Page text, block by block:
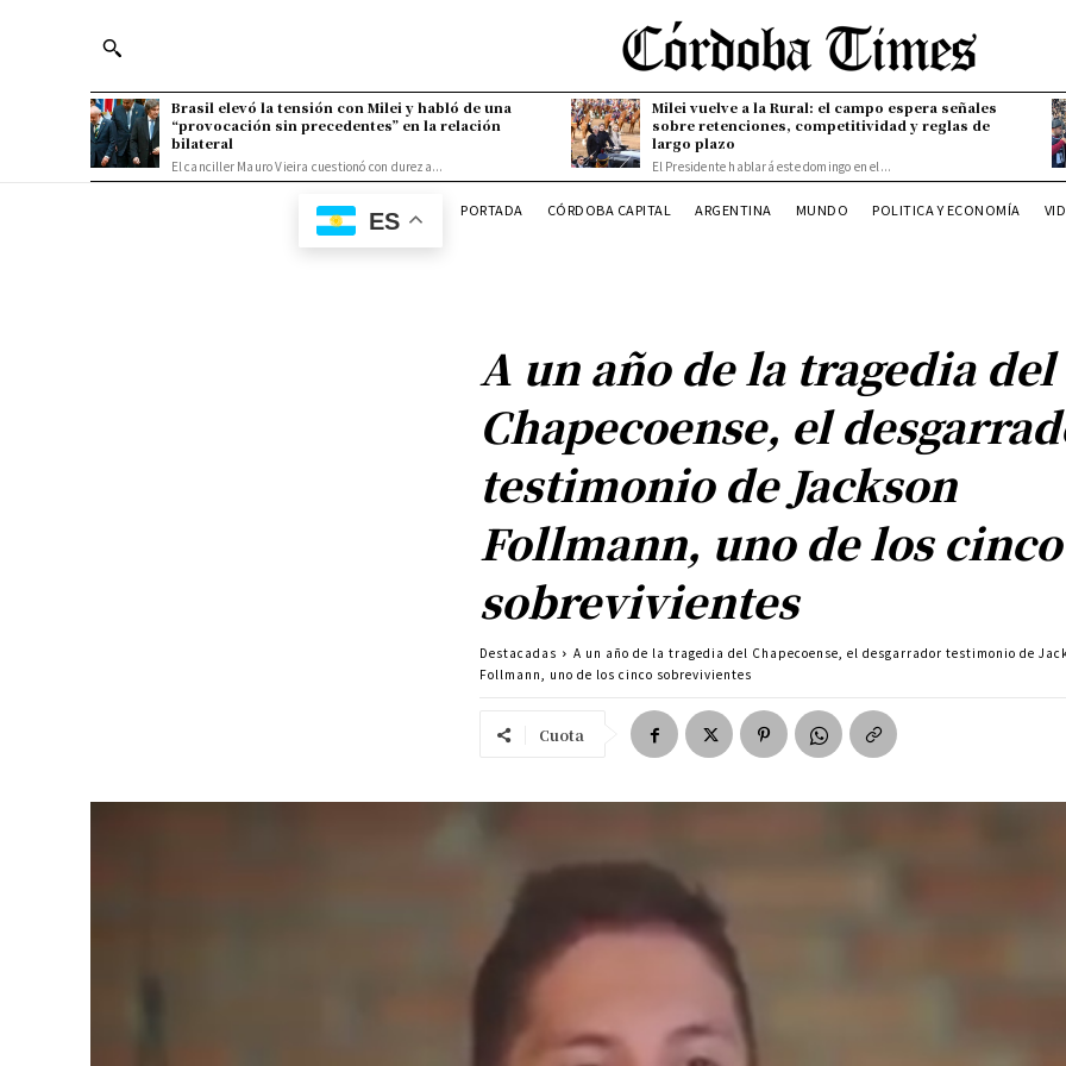
Brasil elevó la tensión con Milei y habló de una
“provocación sin precedentes” en la relación
bilateral
El canciller Mauro Vieira cuestionó con dureza...
Milei vuelve a la Rural: el campo espera señales
sobre retenciones, competitividad y reglas de
largo plazo
El Presidente hablará este domingo en el...
ES PORTADA CÓRDOBA CAPITAL ARGENTINA MUNDO POLITICA Y ECONOMÍA
A un año de la tragedia del
Chapecoense, el
testimonio de Jackson
Follmann, uno de los cinco
sobrevivientes
Destacadas
A un año de la tragedia del Chapecoense, el desgarrador testimonio de
Follmann, uno de los cinco sobrevivientes
Cuota